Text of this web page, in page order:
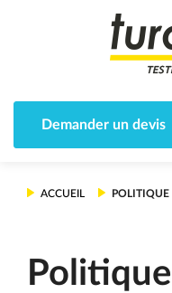
Demander un devis
ACCUEIL POLITIQUE